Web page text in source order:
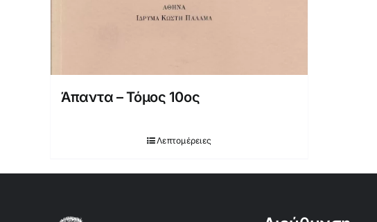
Άπαντα – Τόμος 10ος
Λεπτομέρειες